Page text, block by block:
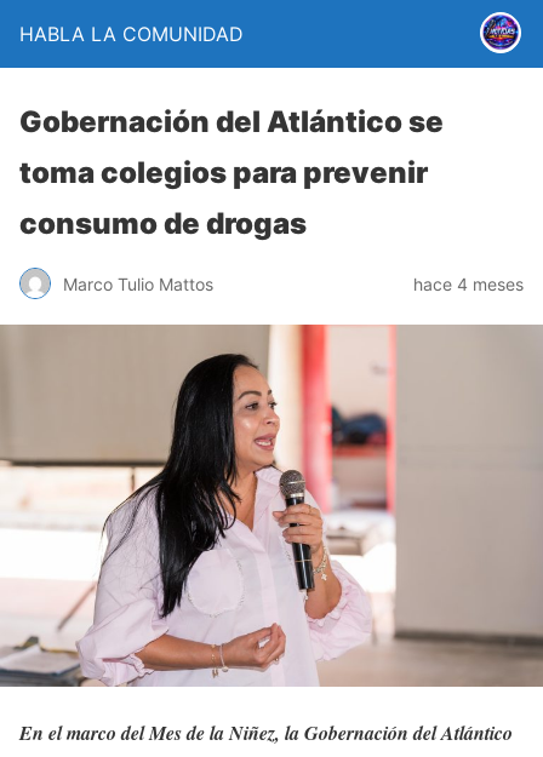
HABLA LA COMUNIDAD
Gobernación del Atlántico se
toma colegios para prevenir
consumo de drogas
Marco Tulio Mattos hace 4 meses
En el marco del Mes de la Niñez, la Gobernación del Atlántico